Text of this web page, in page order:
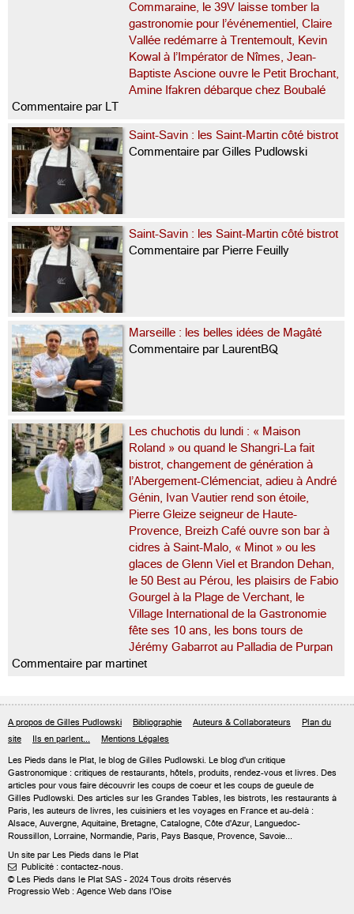
Commaraine, le 39V laisse tomber la
gastronomie pour l’événementiel, Claire
Vallée redémarre à Trentemoult, Kevin
Kowal à l’Impérator de Nîmes, Jean-
Baptiste Ascione ouvre le Petit Brochant,
Amine Ifakren débarque chez Boubalé
Commentaire par LT
Saint-Savin : les Saint-Martin côté bistrot
Commentaire par Gilles Pudlowski
Saint-Savin : les Saint-Martin côté bistrot
Commentaire par Pierre Feuilly
Marseille : les belles idées de Magâté
Commentaire par LaurentBQ
Les chuchotis du lundi : « Maison
Roland » ou quand le Shangri-La fait
bistrot, changement de génération à
l’Abergement-Clémenciat, adieu à André
Génin, Ivan Vautier rend son étoile,
Pierre Gleize seigneur de Haute-
Provence, Breizh Café ouvre son bar à
cidres à Saint-Malo, « Minot » ou les
glaces de Glenn Viel et Brandon Dehan,
le 50 Best au Pérou, les plaisirs de Fabio
Gourgel à la Plage de Verchant, le
Village International de la Gastronomie
fête ses 10 ans, les bons tours de
Jérémy Gabarrot au Palladia de Purpan
Commentaire par martinet
A propos de Gilles Pudlowski Bibliographie Auteurs & Collaborateurs
Plan du
site
Ils en parlent... Mentions Légales
Les Pieds dans le Plat, le blog de Gilles Pudlowski. Le blog d'un critique
Gastronomique : critiques de restaurants, hôtels, produits, rendez-vous et livres. Des
articles pour vous faire découvrir les coups de coeur et les coups de gueule de
Gilles Pudlowski. Des articles sur les Grandes Tables, les bistrots, les restaurants à
Paris, les auteurs de livres, les cuisiniers et les voyages en France et au-delà :
Alsace, Auvergne, Aquitaine, Bretagne, Catalogne, Côte d'Azur, Languedoc-
Roussillon, Lorraine, Normandie, Paris, Pays Basque, Provence, Savoie...
Un site par Les Pieds dans le Plat
 Publicité : contactez-nous.
© Les Pieds dans le Plat SAS - 2024 Tous droits réservés
Progressio Web : Agence Web dans l'Oise